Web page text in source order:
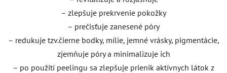
– zlepšuje prekrvenie pokožky
– prečisťuje zanesené póry
– redukuje tzv.čierne bodky, mílie, jemné vrásky, pigmentácie,
zjemňuje póry a minimalizuje ich
– po použití peelingu sa zlepšuje prienik aktívnych látok z